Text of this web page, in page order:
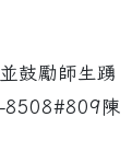
鼓勵師生踴
8508#809陳